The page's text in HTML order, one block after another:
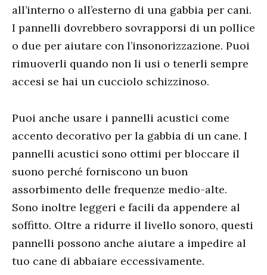
all’interno o all’esterno di una gabbia per cani.
I pannelli dovrebbero sovrapporsi di un pollice
o due per aiutare con l’insonorizzazione. Puoi
rimuoverli quando non li usi o tenerli sempre
accesi se hai un cucciolo schizzinoso.
Puoi anche usare i pannelli acustici come
accento decorativo per la gabbia di un cane. I
pannelli acustici sono ottimi per bloccare il
suono perché forniscono un buon
assorbimento delle frequenze medio-alte.
Sono inoltre leggeri e facili da appendere al
soffitto. Oltre a ridurre il livello sonoro, questi
pannelli possono anche aiutare a impedire al
tuo cane di abbaiare eccessivamente.